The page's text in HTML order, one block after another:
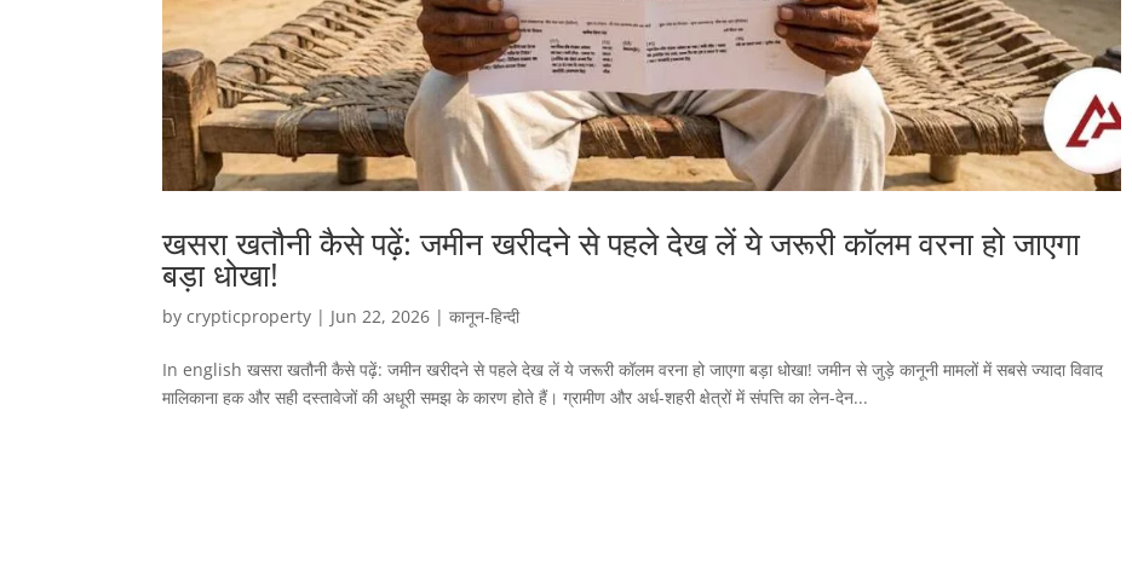
खसरा खतौनी कैसे पढ़ें: जमीन खरीदने से पहले देख लें ये जरूरी कॉलम वरना हो जाएगा
बड़ा धोखा!
bycrypticproperty | Jun 22, 2026 |कानून-हिन्दी
In english खसरा खतौनी कैसे पढ़ें: जमीन खरीदने से पहले देख लें ये जरूरी कॉलम वरना हो जाएगा बड़ा धोखा! जमीन से जुड़े कानूनी मामलों में सबसे ज्यादा विवाद
मालिकाना हक और सही दस्तावेजों की अधूरी समझ के कारण होते हैं। ग्रामीण और अर्ध-शहरी क्षेत्रों में संपत्ति का लेन-देन...